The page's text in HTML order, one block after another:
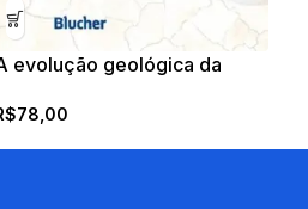
evolução geológica da
78,00